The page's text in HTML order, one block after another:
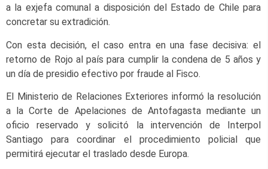
a la exjefa comunal a disposición del Estado de Chile para
concretar su extradición.
Con esta decisión, el caso entra en una fase decisiva: el
retorno de Rojo al país para cumplir la condena de 5 años y
un día de presidio efectivo por fraude al Fisco.
El Ministerio de Relaciones Exteriores informó la resolución
a la Corte de Apelaciones de Antofagasta mediante un
oficio reservado y solicitó la intervención de Interpol
Santiago para coordinar el procedimiento policial que
permitirá ejecutar el traslado desde Europa.